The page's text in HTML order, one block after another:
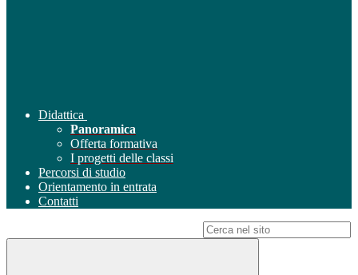
Didattica
Panoramica
Offerta formativa
I progetti delle classi
Percorsi di studio
Orientamento in entrata
Contatti